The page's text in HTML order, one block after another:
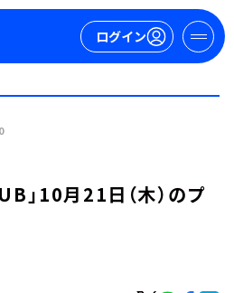
ログイン
」10月21日（木）のプ